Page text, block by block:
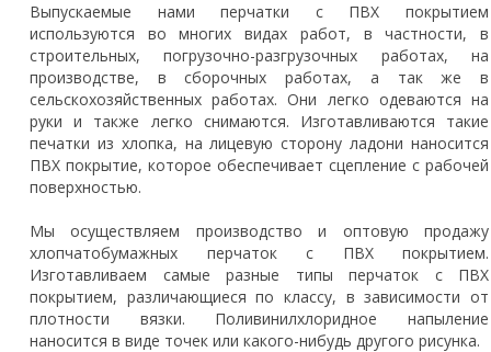
Выпускаемые нами перчатки с ПВХ покрытием
используются во многих видах работ, в частности, в
строительных, погрузочно-разгрузочных работах, на
производстве, в сборочных работах, а так же в
сельскохозяйственных работах. Они легко одеваются на
руки и также легко снимаются. Изготавливаются такие
печатки из хлопка, на лицевую сторону ладони наносится
ПВХ покрытие, которое обеспечивает сцепление с рабочей
поверхностью.
Мы осуществляем производство и оптовую продажу
хлопчатобумажных перчаток с ПВХ покрытием.
Изготавливаем самые разные типы перчаток с ПВХ
покрытием, различающиеся по классу, в зависимости от
плотности вязки. Поливинилхлоридное напыление
наносится в виде точек или какого-нибудь другого рисунка.